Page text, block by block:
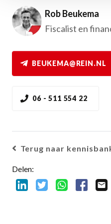
Rob Beukema
Fiscalist en
BEUKEMA@REIN.NL
06 - 511 554 22
Terug naar
Delen: